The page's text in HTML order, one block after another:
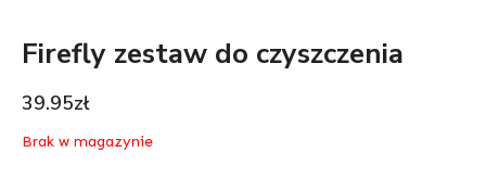
Firefly zestaw do czyszczenia
39.95zł
Brak w magazynie